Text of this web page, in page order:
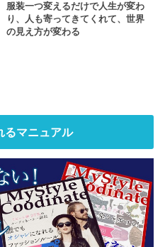
服装一つ変えるだけで人生が変わ
り、人も寄ってきてくれて、世界
の見え方が変わる
るマニュアル